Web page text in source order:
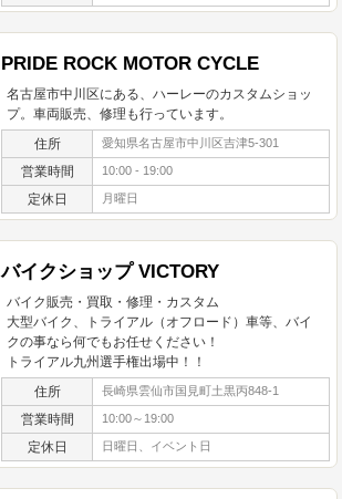
PRIDE ROCK MOTOR CYCLE
名古屋市中川区にある、ハーレーのカスタムショッ
プ。車両販売、修理も行っています。
住所 愛知県名古屋市中川区吉津5-301
営業時間 10:00 - 19:00
定休日 月曜日
バイクショップ VICTORY
バイク販売・買取・修理・カスタム
大型バイク、トライアル（オフロード）車等、バイ
クの事なら何でもお任せください！
トライアル九州選手権出場中！！
住所 長崎県雲仙市国見町土黒丙848-1
営業時間 10:00～19:00
定休日 日曜日、イベント日